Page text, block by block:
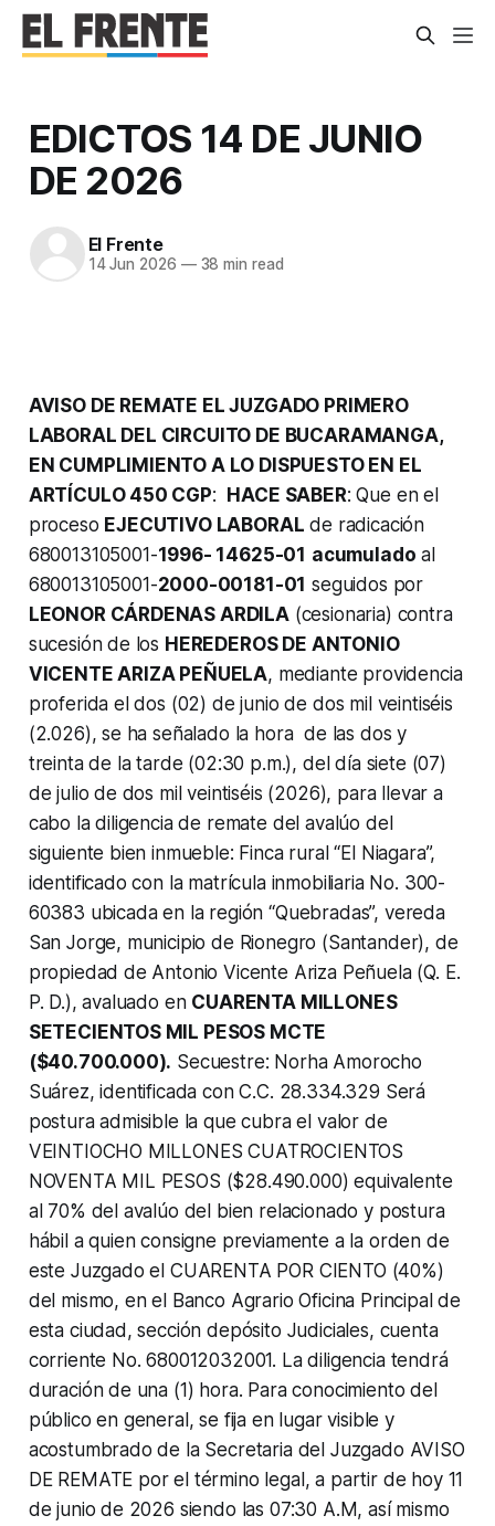
EDICTOS 14 DE JUNIO
DE 2026
El Frente
14 Jun 2026 —38 min read
AVISO DE REMATE EL JUZGADO PRIMERO
LABORAL DEL CIRCUITO DE BUCARAMANGA,
EN CUMPLIMIENTO A LO DISPUESTO EN EL
ARTÍCULO 450 CGP: HACE SABER: Que en el
proceso EJECUTIVO LABORAL de radicación
680013105001-1996- 14625-01 acumulado al
680013105001-2000-00181-01 seguidos por
LEONOR CÁRDENAS ARDILA(cesionaria) contra
sucesión de los HEREDEROS DE ANTONIO
VICENTE ARIZA PEÑUELA, mediante providencia
proferida el dos (02) de junio de dos mil veintiséis
(2.026), se ha señalado la hora de las dos y
treinta de la tarde (02:30 p.m.), del día siete (07)
de julio de dos mil veintiséis (2026), para llevar a
cabo la diligencia de remate del avalúo del
siguiente bien inmueble: Finca rural “El Niagara”,
identificado con la matrícula inmobiliaria No. 300-
60383 ubicada en la región “Quebradas”, vereda
San Jorge, municipio de Rionegro (Santander), de
propiedad de Antonio Vicente Ariza Peñuela (Q. E.
P. D.), avaluado en CUARENTA MILLONES
SETECIENTOS MIL PESOS MCTE
($40.700.000). Secuestre: Norha Amorocho
Suárez, identificada con C.C. 28.334.329 Será
postura admisible la que cubra el valor de
VEINTIOCHO MILLONES CUATROCIENTOS
NOVENTA MIL PESOS ($28.490.000) equivalente
al 70% del avalúo del bien relacionado y postura
hábil a quien consigne previamente a la orden de
este Juzgado el CUARENTA POR CIENTO (40%)
del mismo, en el Banco Agrario Oficina Principal de
esta ciudad, sección depósito Judiciales, cuenta
corriente No. 680012032001. La diligencia tendrá
duración de una (1) hora. Para conocimiento del
público en general, se fija en lugar visible y
acostumbrado de la Secretaria del Juzgado AVISO
DE REMATE por el término legal, a partir de hoy 11
de junio de 2026 siendo las 07:30 A.M, así mismo